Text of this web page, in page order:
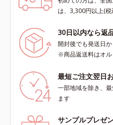
は、3,300円以上(
30日以内なら返
開封後でも発送日
※商品返送料はオ
最短ご注文翌日
一部地域を除き、
ます
サンプルプレゼ